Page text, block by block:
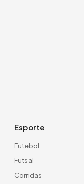
Esporte
Futebol
Futsal
Corridas